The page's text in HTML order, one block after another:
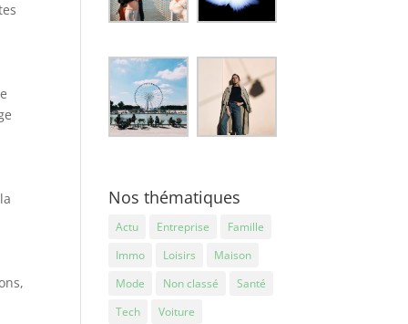
Nos thématiques
Actu Entreprise
Famille
Immo
Loisirs
Maison
Mode
Non classé
Santé
Tech
Voiture